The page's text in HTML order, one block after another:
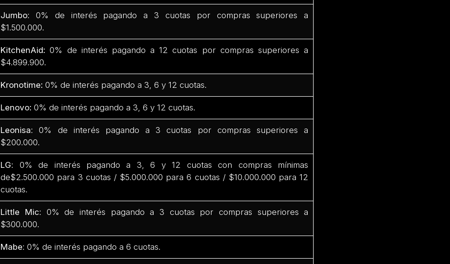
Jumbo: 0% de interés pagando a 3 cuotas por compras superiores a
$1.500.000.
KitchenAid: 0% de interés pagando a 12 cuotas por compras superiores a
$4.899.900.
Kronotime:0% de interés pagando a 3, 6 y 12 cuotas.
Lenovo:0% de interés pagando a 3, 6 y 12 cuotas.
Leonisa: 0% de interés pagando a 3 cuotas por compras superiores a
$200.000.
LG: 0% de interés pagando a 3, 6 y 12 cuotas con compras mínimas
de$2.500.000 para 3 cuotas / $5.000.000 para 6 cuotas / $10.000.000 para 12
cuotas.
Little Mic: 0% de interés pagando a 3 cuotas por compras superiores a
$300.000.
Mabe: 0% de interés pagando a 6 cuotas.